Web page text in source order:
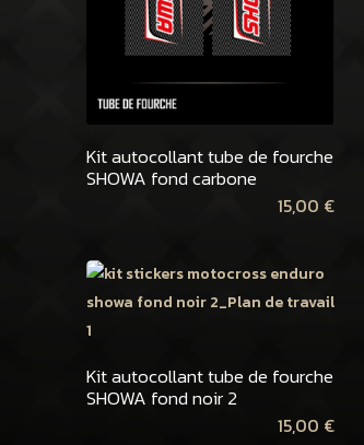
Kit autocollant tube de fourche
SHOWA fond carbone
15,00 €
Kit autocollant tube de fourche
SHOWA fond noir 2
15,00 €